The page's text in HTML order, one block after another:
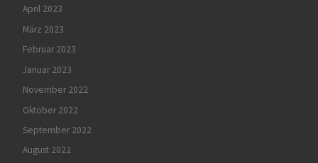
April 2023
März 2023
Februar 2023
Januar 2023
November 2022
Oktober 2022
September 2022
August 2022